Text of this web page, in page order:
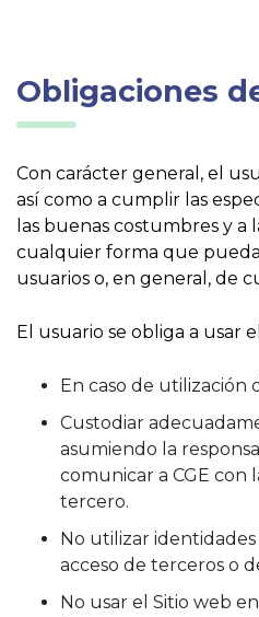
Obligaciones
Con carácter general, el
así como a cumplir las
las buenas costumbres y
cualquier forma que pueda
usuarios o, en general, de
El usuario se obliga a usar
En caso de utilización
Custodiar
asumiendo la
comunicar a CGE con
tercero.
No utilizar
acceso de terceros o
No usar el Sitio web